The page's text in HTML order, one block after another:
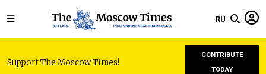
RU
Support The Moscow Times!
CONTRIBUTE
TODAY